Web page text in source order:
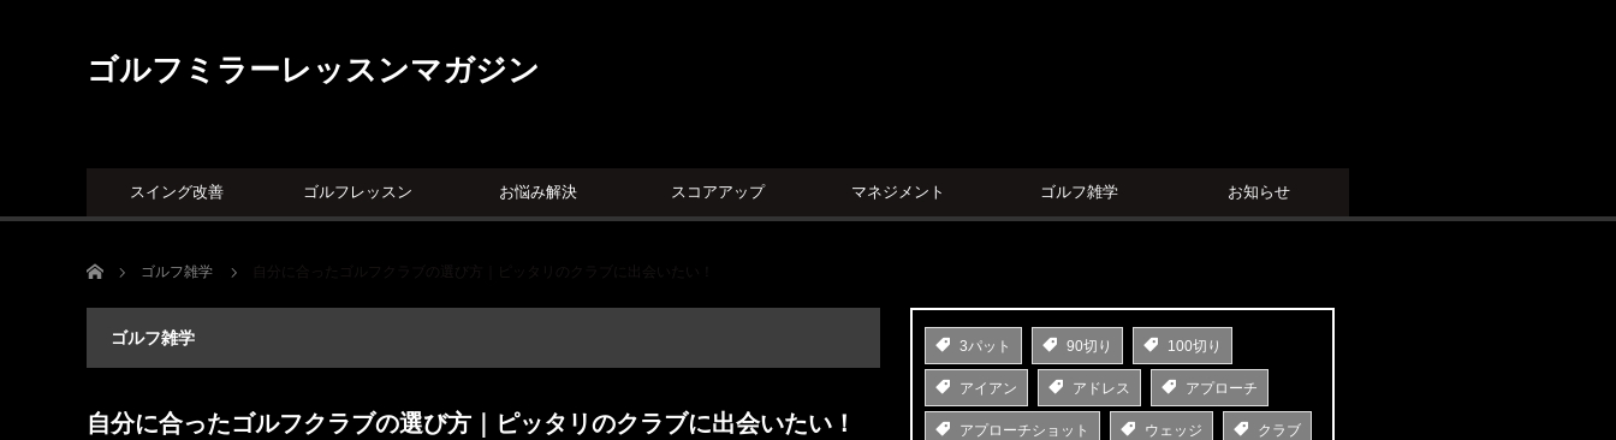
ゴルフミラーレッスンマガジン
スイング改善 ゴルフレッスン お悩み解決 スコアアップ マネジメント ゴルフ雑学 お知らせ
ホーム ゴルフ雑学 自分に合ったゴルフクラブの選び方｜ピッタリのクラブに出会いたい！
ゴルフ雑学
自分に合ったゴルフクラブの選び方｜ピッタリのクラブに出会いたい！
3パット 90切り 100切り
アイアン アドレス アプローチ
アプローチショット ウェッジ クラブ